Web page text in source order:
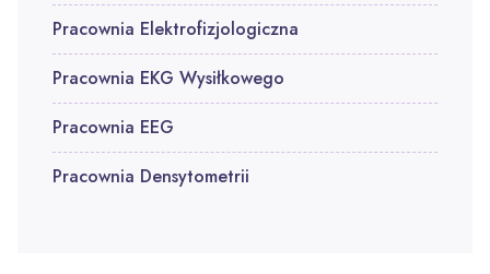
Pracownia Elektrofizjologiczna
Pracownia EKG Wysiłkowego
Pracownia EEG
Pracownia Densytometrii